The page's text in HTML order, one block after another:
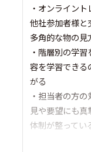
・オンライン
他社参加者様と
多角的な物の見
・階層別の学
容を学習できる
がる
・担当者の方
見や要望にも
体制が整ってい